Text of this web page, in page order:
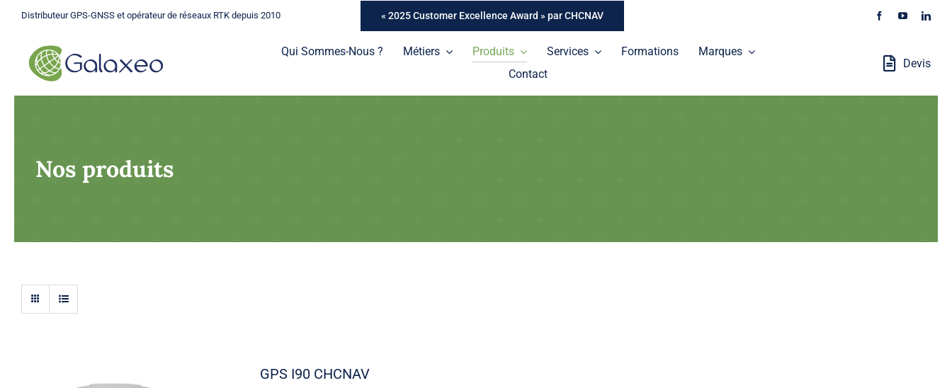
Passer
contenu
Distributeur GPS-GNSS et opérateur de réseaux RTK depuis 2010 « 2025 Customer Excellence Award » par CHCNAV
Qui Sommes-Nous ? Métiers Produits Services Formations
Marques
Contact
Devis
Nos produits
GPS I90 CHCNAV